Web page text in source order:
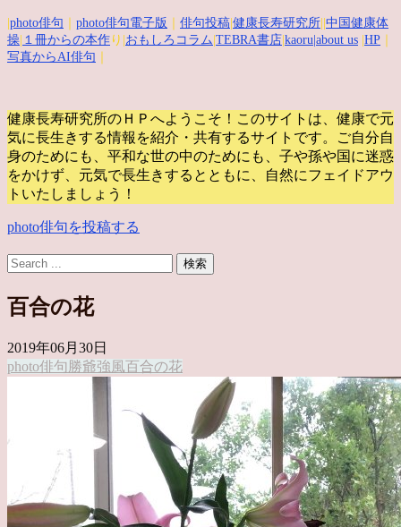
photo俳句 photo俳句電子版 俳句投稿 健康長寿研究所 中国健康体
操 １冊からの本作 り| おもしろコラム TEBRA書店 kaoru |about us HP
写真からAI俳句
健康長寿研究所のＨＰへようこそ！このサイトは、健康で元
気に長生きする情報を紹介・共有するサイトです。
ご自分自
身のためにも、平和な世の中のためにも、子や孫や国に迷惑
をかけず、元気で長生きするとともに、自然にフェイドアウ
トいたしましょう！
photo俳句を投稿する
百合の花
2019年06月30日
photo俳句 勝爺強風百合の花